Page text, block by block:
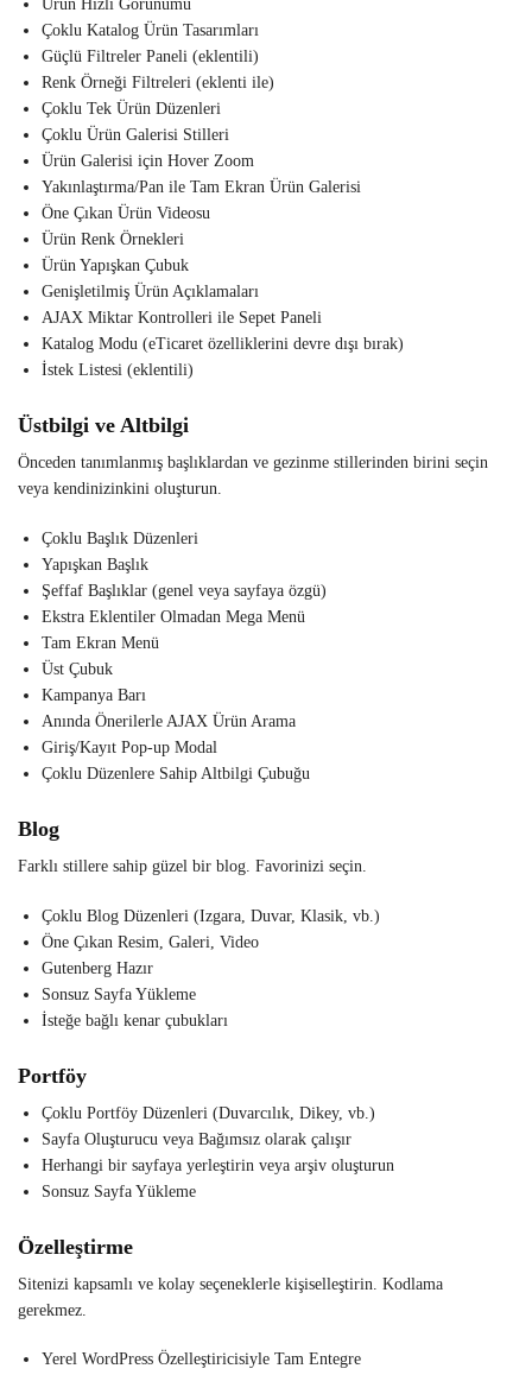
Ürün Hızlı Görünümü
Çoklu Katalog Ürün Tasarımları
Güçlü Filtreler Paneli (eklentili)
Renk Örneği Filtreleri (eklenti ile)
Çoklu Tek Ürün Düzenleri
Çoklu Ürün Galerisi Stilleri
Ürün Galerisi için Hover Zoom
Yakınlaştırma/Pan ile Tam Ekran Ürün Galerisi
Öne Çıkan Ürün Videosu
Ürün Renk Örnekleri
Ürün Yapışkan Çubuk
Genişletilmiş Ürün Açıklamaları
AJAX Miktar Kontrolleri ile Sepet Paneli
Katalog Modu (eTicaret özelliklerini devre dışı bırak)
İstek Listesi (eklentili)
Üstbilgi ve Altbilgi
Önceden tanımlanmış başlıklardan ve gezinme stillerinden birini seçin
veya kendinizinkini oluşturun.
Çoklu Başlık Düzenleri
Yapışkan Başlık
Şeffaf Başlıklar (genel veya sayfaya özgü)
Ekstra Eklentiler Olmadan Mega Menü
Tam Ekran Menü
Üst Çubuk
Kampanya Barı
Anında Önerilerle AJAX Ürün Arama
Giriş/Kayıt Pop-up Modal
Çoklu Düzenlere Sahip Altbilgi Çubuğu
Blog
Farklı stillere sahip güzel bir blog. Favorinizi seçin.
Çoklu Blog Düzenleri (Izgara, Duvar, Klasik, vb.)
Öne Çıkan Resim, Galeri, Video
Gutenberg Hazır
Sonsuz Sayfa Yükleme
İsteğe bağlı kenar çubukları
Portföy
Çoklu Portföy Düzenleri (Duvarcılık, Dikey, vb.)
Sayfa Oluşturucu veya Bağımsız olarak çalışır
Herhangi bir sayfaya yerleştirin veya arşiv oluşturun
Sonsuz Sayfa Yükleme
Özelleştirme
Sitenizi kapsamlı ve kolay seçeneklerle kişiselleştirin. Kodlama
gerekmez.
Yerel WordPress Özelleştiricisiyle Tam Entegre